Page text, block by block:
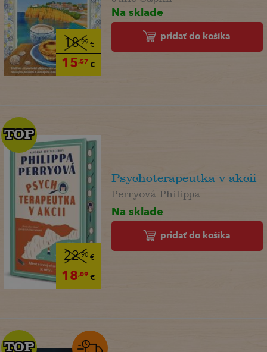
18,99 €
15,57 €
Na sklade
pridať do košíka
22,90€
18,09€
TOP
TOP
Psychoterapeutka v akcii
Perryová Philippa
Na sklade
pridať do košíka
TOP
TOP